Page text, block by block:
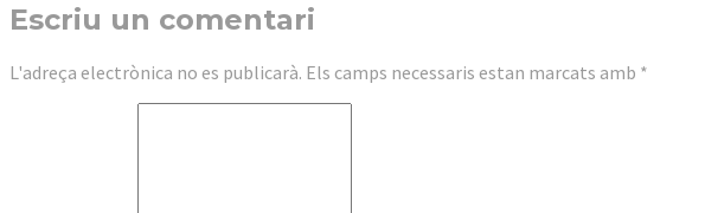
Escriu un comentari
L'adreça electrònica no es publicarà. Els camps necessaris estan marcats amb *